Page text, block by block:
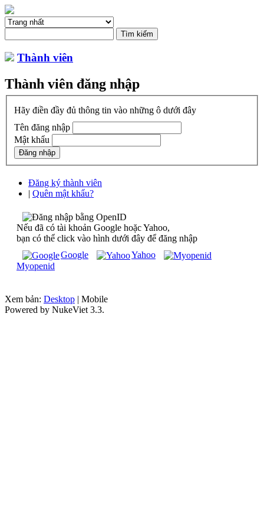
Thành viên
Thành viên đăng nhập
Hãy điền đầy đủ thông tin vào những ô dưới đây
Tên đăng nhập
Mật khẩu
Đăng ký thành viên
| Quên mật khẩu?
Nếu đã có tài khoản Google hoặc Yahoo,
bạn có thể click vào hình dưới đây để đăng nhập
Google
Yahoo
Myopenid
Xem bản: Desktop | Mobile
Powered by NukeViet 3.3.